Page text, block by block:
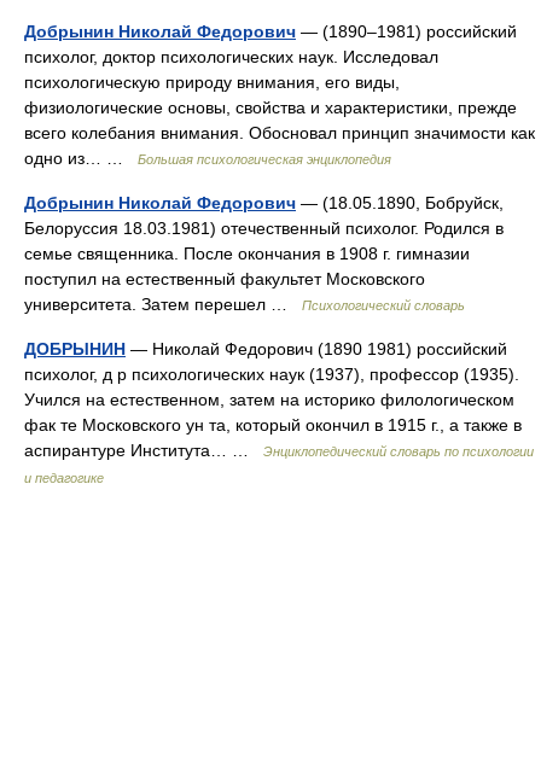
Добрынин Николай Федорович — (1890–1981) российский
психолог, доктор психологических наук. Исследовал
психологическую природу внимания, его виды,
физиологические основы, свойства и характеристики, прежде
всего колебания внимания. Обосновал принцип значимости как
одно из… …
Большая психологическая энциклопедия
Добрынин Николай Федорович — (18.05.1890, Бобруйск,
Белоруссия 18.03.1981) отечественный психолог. Родился в
семье священника. После окончания в 1908 г. гимназии
поступил на естественный факультет Московского
университета. Затем перешел …
Психологический словарь
ДОБРЫНИН — Николай Федорович (1890 1981) российский
психолог, д р психологических наук (1937), профессор (1935).
Учился на естественном, затем на историко филологическом
фак те Московского ун та, который окончил в 1915 г., а также в
аспирантуре Института… …
Энциклопедический словарь по психологии
и педагогике